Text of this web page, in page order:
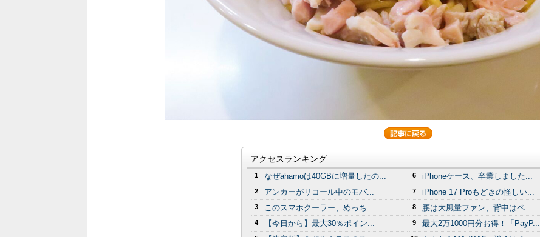
アクセスランキング
1 なぜahamoは40GBに増量したの...
2 アンカーがリコール中のモバ...
3 このスマホクーラー、めっち...
4 【今日から】最大30％ポイン...
6 iPhoneケース、卒業しました...
7 iPhone 17 Proもどきの怪しい...
8 腰は大風量ファン、背中はペ...
9 最大2万1000円分お得！「PayP...